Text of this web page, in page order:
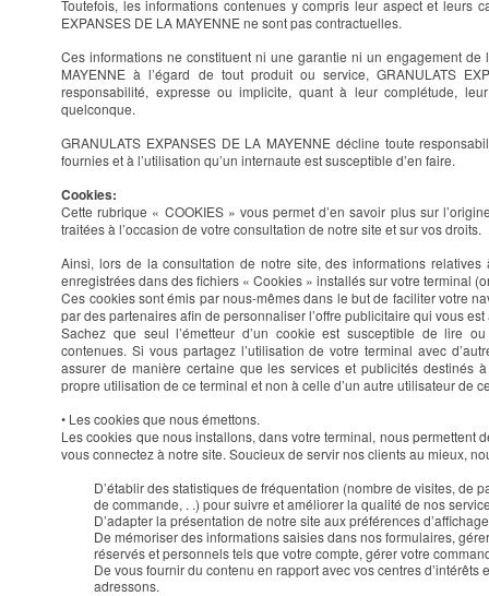
Toutefois, les informations contenues y compris leur aspect et leurs
EXPANSES DE LA MAYENNE ne sont pas contractuelles.
Ces informations ne constituent ni une garantie ni un engagement de
MAYENNE à l’égard de tout produit ou service, GRANULATS
responsabilité, expresse ou implicite, quant à leur complétude,
quelconque.
GRANULATS EXPANSES DE LA MAYENNE décline toute
fournies et à l’utilisation qu’un internaute est susceptible d’en faire.
Cookies:
Cette rubrique « COOKIES » vous permet d’en savoir plus sur
traitées à l’occasion de votre consultation de notre site et sur vos droits.
Ainsi, lors de la consultation de notre site, des informations relatives
enregistrées dans des fichiers « Cookies » installés sur votre terminal
Ces cookies sont émis par nous-mêmes dans le but de faciliter votre
par des partenaires afin de personnaliser l’offre publicitaire qui vous
Sachez que seul l’émetteur d’un cookie est susceptible de lire
contenues. Si vous partagez l’utilisation de votre terminal avec
assurer de manière certaine que les services et publicités destinés
propre utilisation de ce terminal et non à celle d’un autre utilisateur de
• Les cookies que nous émettons.
Les cookies que nous installons, dans votre terminal, nous permettent
vous connectez à notre site. Soucieux de servir nos clients au mieux,
D’établir des statistiques de fréquentation (nombre de visites, de
de commande, . .) pour suivre et améliorer la qualité de nos
D’adapter la présentation de notre site aux préférences
De mémoriser des informations saisies dans nos formulaires,
réservés et personnels tels que votre compte, gérer votre
De vous fournir du contenu en rapport avec vos centres
adressons.